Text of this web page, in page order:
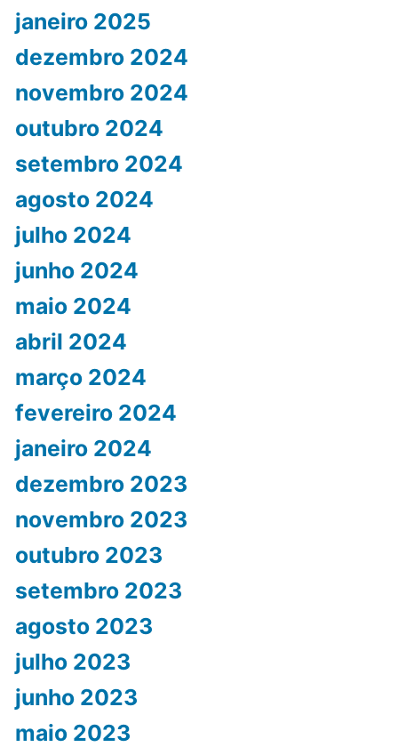
janeiro 2025
dezembro 2024
novembro 2024
outubro 2024
setembro 2024
agosto 2024
julho 2024
junho 2024
maio 2024
abril 2024
março 2024
fevereiro 2024
janeiro 2024
dezembro 2023
novembro 2023
outubro 2023
setembro 2023
agosto 2023
julho 2023
junho 2023
maio 2023